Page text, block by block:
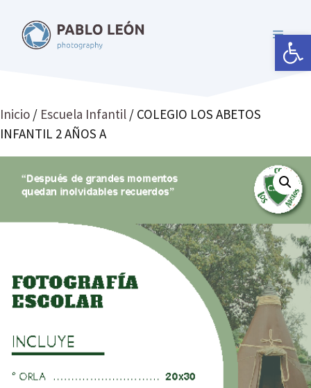
Abrir
contenido
MENÚ
Inicio / Escuela Infantil / COLEGIO LOS ABETOS
INFANTIL 2 AÑOS A